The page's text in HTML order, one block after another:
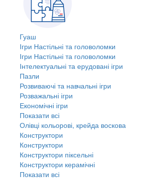
Гуаш
Ігри Настільні та головоломки
Ігри Настільні та головоломки
Інтелектуальні та ерудовані ігри
Пазли
Розвиваючі та навчальні ігри
Розважальні ігри
Економічні ігри
Показати всі
Олівці кольорові, крейда воскова
Конструктори
Конструктори
Конструктори піксельні
Конструктори керамічні
Показати всі